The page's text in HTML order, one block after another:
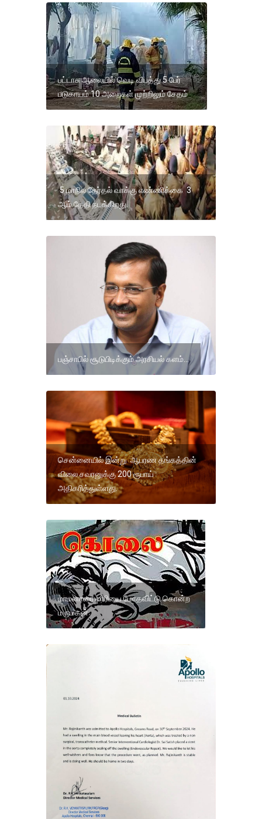
பட்டாசு ஆலையில் வெடி விபத்து 5 பேர்
படுகாயம் 10 அறைகள் முற்றிலும் சேதம்
5 மாநில தேர்தல் வாக்கு எண்ணிக்கை 3
ஆம் தேதி நடக்கிறது.
பஞ்சாபில் சூடுபிடிக்கும் அரசியல் களம்...
சென்னையில் இன்று ஆபரண தங்கத்தின்
விலை சவரனுக்கு 200 ரூபாய்
அதிகரித்துள்ளது.
மாமனாரை லாரியை மோதவிட்டு கொன்ற
மருமகன்